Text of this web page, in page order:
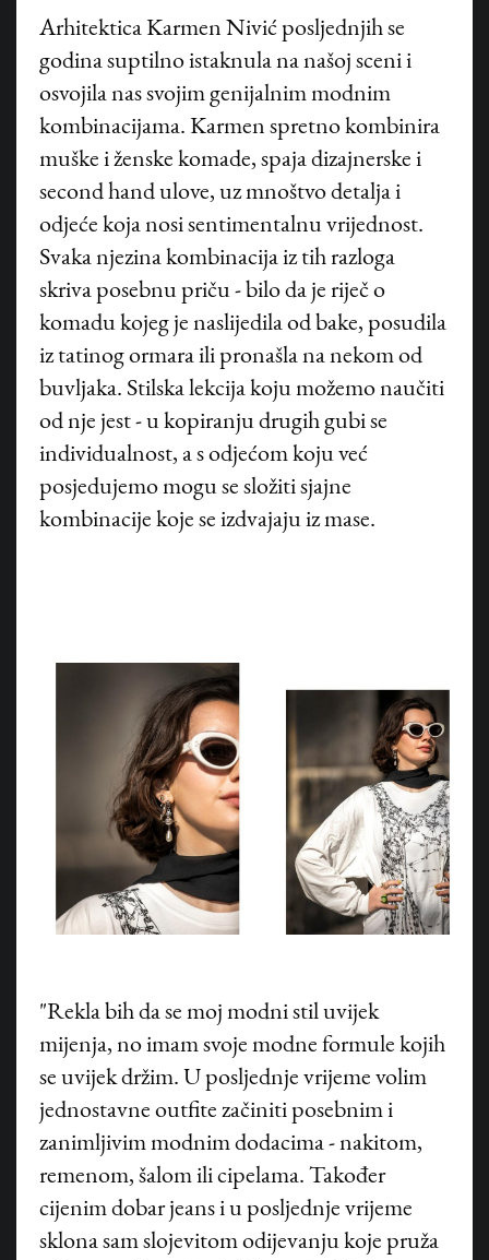
Arhitektica Karmen Nivić posljednjih se
godina suptilno istaknula na našoj sceni i
osvojila nas svojim genijalnim modnim
kombinacijama. Karmen spretno kombinira
muške i ženske komade, spaja dizajnerske i
second hand ulove, uz mnoštvo detalja i
odjeće koja nosi sentimentalnu vrijednost.
Svaka njezina kombinacija iz tih razloga
skriva posebnu priču - bilo da je riječ o
komadu kojeg je naslijedila od bake, posudila
iz tatinog ormara ili pronašla na nekom od
buvljaka. Stilska lekcija koju možemo naučiti
od nje jest - u kopiranju drugih gubi se
individualnost, a s odjećom koju već
posjedujemo mogu se složiti sjajne
kombinacije koje se izdvajaju iz mase.
"Rekla bih da se moj modni stil uvijek
mijenja, no imam svoje modne formule kojih
se uvijek držim. U posljednje vrijeme volim
jednostavne outfite začiniti posebnim i
zanimljivim modnim dodacima - nakitom,
remenom, šalom ili cipelama. Također
cijenim dobar jeans i u posljednje vrijeme
sklona sam slojevitom odijevanju koje pruža